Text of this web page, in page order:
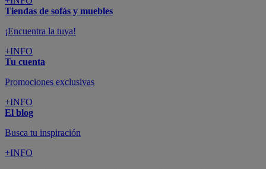
Tiendas de sofás y muebles
¡Encuentra la tuya!
+INFO
Tu cuenta
Promociones exclusivas
+INFO
El blog
Busca tu inspiración
+INFO